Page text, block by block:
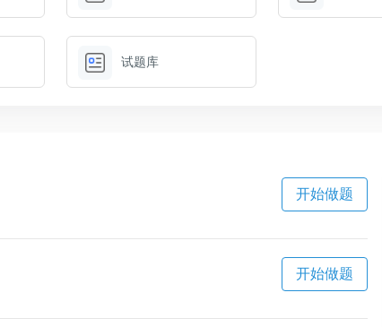
试题库
开始做题
开始做题